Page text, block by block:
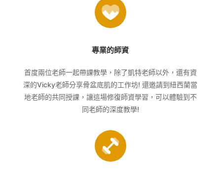
專業的師資
首度兩位老師一起帶課教學，除了凱特老師以外，還有資
深的Vicky老師分享骨盆底肌的工作坊! 還邀請到紐西蘭當
地老師的共同授課，讓這場修復師資學習，可以體驗到不
同老師的深度教學!